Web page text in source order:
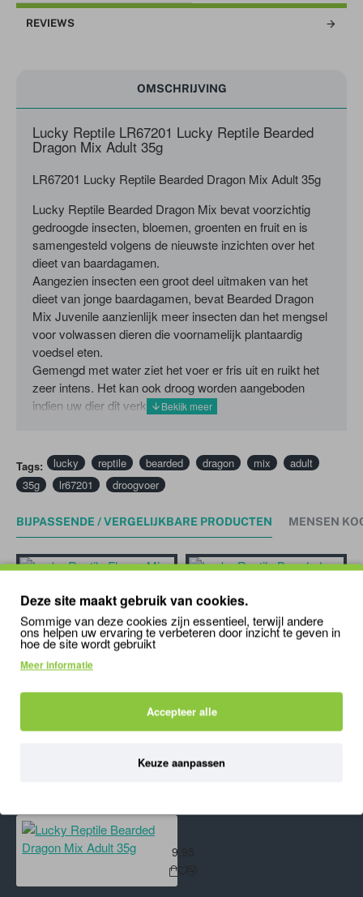
REVIEWS
OMSCHRIJVING
Lucky Reptile LR67201 Lucky Reptile Bearded
Dragon Mix Adult 35g
LR67201 Lucky Reptile Bearded Dragon Mix Adult 35g
Lucky Reptile Bearded Dragon Mix bevat voorzichtig
gedroogde insecten, bloemen, groenten en fruit en is
samengesteld volgens de nieuwste inzichten over het
dieet van baardagamen.
Aangezien insecten een groot deel uitmaken van het
dieet van jonge baardagamen, bevat Bearded Dragon
Mix Juvenile aanzienlijk meer insecten dan het mengsel
voor volwassen dieren die voornamelijk plantaardig
voedsel eten.
Gemengd met water ziet het voer er fris uit en ruikt het
zeer intens. Het kan ook droog worden aangeboden
indien uw dier dit verkiest.
Tags: lucky reptile bearded dragon mix
adult
35g
lr67201 droogvoer
BIJPASSENDE / VERGELIJKBARE PRODUCTEN MENSEN
Lucky Reptile Flower Mix 50gr
4,99 8,94
'); mywindow.document.close(); mywindow.focus();
setTimeout(function () { mywindow.print(); mywindow.close(); }, 500);
9,95
Deze site maakt gebruik van cookies.
Sommige van deze cookies zijn essentieel, terwijl andere
ons helpen uw ervaring te verbeteren door inzicht te geven in
hoe de site wordt gebruikt
Meer informatie
Accepteer alle
Keuze aanpassen